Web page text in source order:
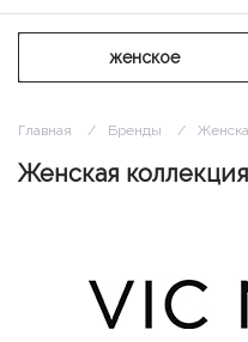
женское
Главная Бренды
Женская коллекция